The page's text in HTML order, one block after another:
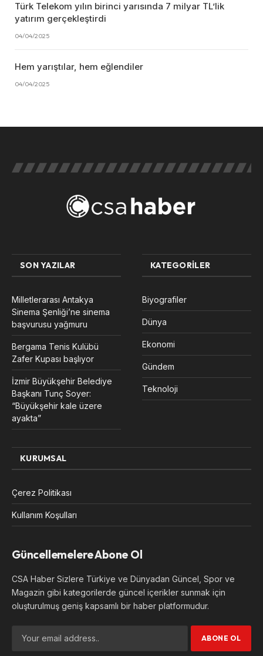
Türk Telekom yılın birinci yarısında 7 milyar TL’lik
yatırım gerçekleştirdi
04/04/2025
Hem yarıştılar, hem eğlendiler
04/04/2025
SON YAZILAR
Milletlerarası Antakya
Sinema Şenliği’ne sinema
başvurusu yağmuru
Bergama Tenis Kulübü
Zafer Kupası başlıyor
İzmir Büyükşehir Belediye
Başkanı Tunç Soyer:
“Büyükşehir kale üzere
ayakta”
KATEGORILER
Biyografiler
Dünya
Ekonomi
Gündem
Teknoloji
KURUMSAL
Çerez Politikası
Kullanım Koşulları
Güncellemelere Abone Ol
CSA Haber Sizlere Türkiye ve Dünyadan Güncel, Spor ve
Magazin gibi kategorilerde güncel içerikler sunmak için
oluşturulmuş geniş kapsamlı bir haber platformudur.